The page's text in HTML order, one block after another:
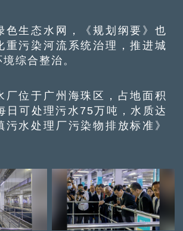
生态水网，《规划纲要》也
重污染河流系统治理，推进城
综合整治。
位于广州海珠区，占地面积
日可处理污水75万吨，水质达
污水处理厂污染物排放标准》